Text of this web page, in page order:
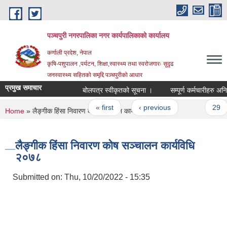
Skip to main content
पञ्चपुरी नगरपालिका नगर कार्यपालिकाको कार्यालय
कर्णाली प्रदेश, नेपाल
कृषि-पशुपालन ,पर्यटन, शिक्षा,स्वास्थ्य तथा स्वरोजगारः सुदृढ
जनस्वास्थ्य सहितको समृद्दि पञ्चपुरीको आधार
प्रमुख समाचार बोलपत्र स्वीकृतको सूचना । सम्पूर्ण कर्मचारीहरु
Pages
« first ‹ previous
You are here
Home » लैङ्गीक हिंसा निवारण कोष सञ्चालन कार्यविधि २०७८
लैङ्गीक हिंसा निवारण कोष सञ्चालन कार्यविधि
२०७८
Submitted on: Thu, 10/20/2022 - 15:35